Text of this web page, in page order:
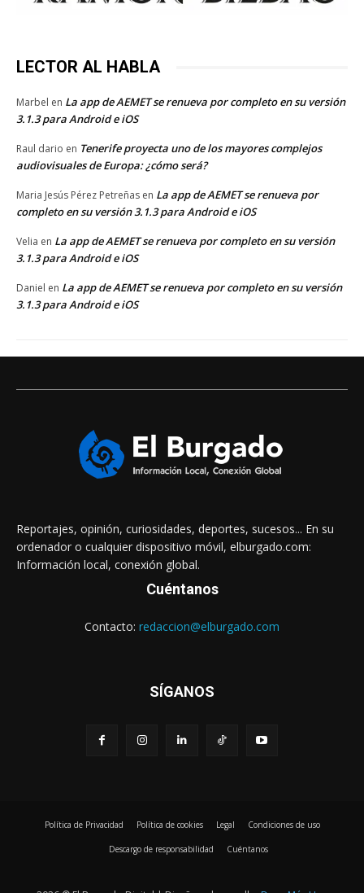
LECTOR AL HABLA
Marbel en La app de AEMET se renueva por completo en su versión
3.1.3 para Android e iOS
Raul dario en Tenerife proyecta uno de los mayores complejos
audiovisuales de Europa: ¿cómo será?
Maria Jesús Pérez Petreñas en La app de AEMET se renueva por
completo en su versión 3.1.3 para Android e iOS
Velia en La app de AEMET se renueva por completo en su versión
3.1.3 para Android e iOS
Daniel en La app de AEMET se renueva por completo en su versión
3.1.3 para Android e iOS
Reportajes, opinión, curiosidades, deportes, sucesos... En su
ordenador o cualquier dispositivo móvil, elburgado.com:
Información local, conexión global.
Cuéntanos
Contacto: redaccion@elburgado.com
SÍGANOS
Política de Privacidad Política de cookies Legal Condiciones de uso
Descargo de responsabilidad Cuéntanos